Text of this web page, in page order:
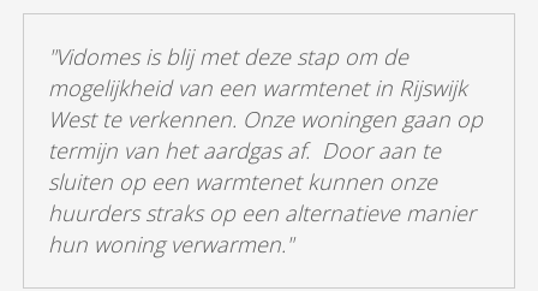
"Vidomes is blij met deze stap om de
mogelijkheid van een warmtenet in Rijswijk
West te verkennen. Onze woningen gaan op
termijn van het aardgas af. Door aan te
sluiten op een warmtenet kunnen onze
huurders straks op een alternatieve manier
hun woning verwarmen."